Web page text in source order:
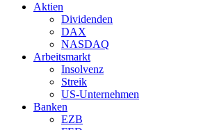
Aktien
Dividenden
DAX
NASDAQ
Arbeitsmarkt
Insolvenz
Streik
US-Unternehmen
Banken
EZB